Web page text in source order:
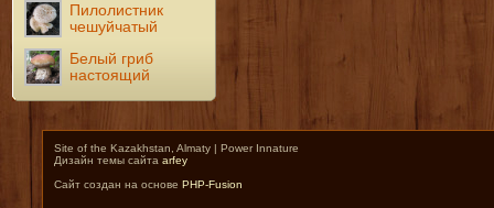
Пилолистник
чешуйчатый
Белый гриб
настоящий
Site of the Kazakhstan, Almaty | Power Innature
Дизайн темы сайта arfey
Сайт создан на основе PHP-Fusion